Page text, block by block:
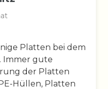
Platten bei dem
Immer gute
der Platten
Hüllen, Platten